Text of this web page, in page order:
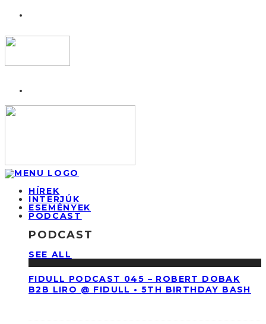
HÍREK
INTERJÚK
ESEMÉNYEK
PODCAST
PODCAST
SEE ALL
FIDULL PODCAST 045 – ROBERT DOBAK
B2B LIRO @ FIDULL • 5TH BIRTHDAY BASH